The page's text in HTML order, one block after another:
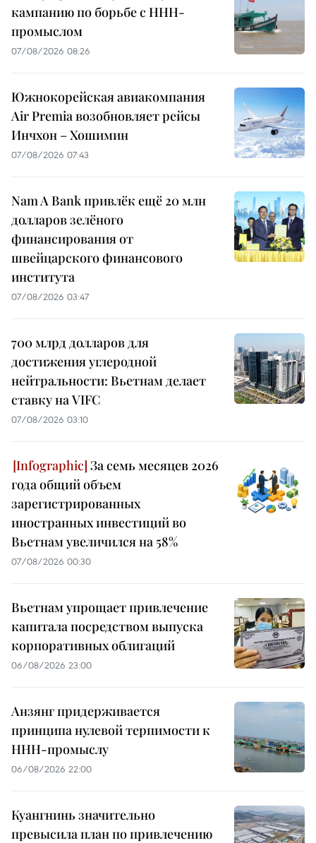
кампанию по борьбе с ННН-
промыслом
07/08/2026 08:26
Южнокорейская авиакомпания
Air Premia возобновляет рейсы
Инчхон – Хошимин
07/08/2026 07:43
Nam A Bank привлёк ещё 20 млн
долларов зелёного
финансирования от
швейцарского финансового
института
07/08/2026 03:47
700 млрд долларов для
достижения углеродной
нейтральности: Вьетнам делает
ставку на VIFC
07/08/2026 03:10
За семь месяцев 2026
года общий объем
зарегистрированных
иностранных инвестиций во
Вьетнам увеличился на 58%
07/08/2026 00:30
Вьетнам упрощает привлечение
капитала посредством выпуска
корпоративных облигаций
06/08/2026 23:00
Анзянг придерживается
принципа нулевой терпимости к
ННН-промыслу
06/08/2026 22:00
Куангнинь значительно
превысила план по привлечению